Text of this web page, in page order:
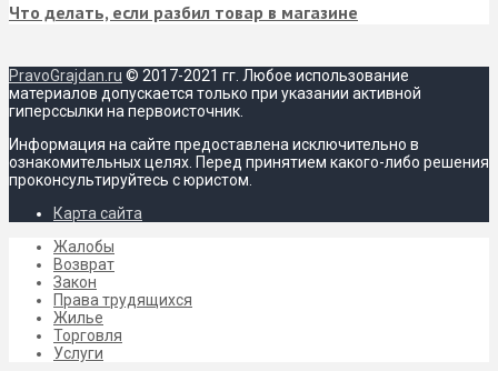
Что делать, если разбил товар в магазине
PravoGrajdan.ru © 2017-2021 гг. Любое использование
материалов допускается только при указании активной
гиперссылки на первоисточник.
Информация на сайте предоставлена исключительно в
ознакомительных целях. Перед принятием какого-либо решения
проконсультируйтесь с юристом.
Карта сайта
Жалобы
Возврат
Закон
Права трудящихся
Жилье
Торговля
Услуги